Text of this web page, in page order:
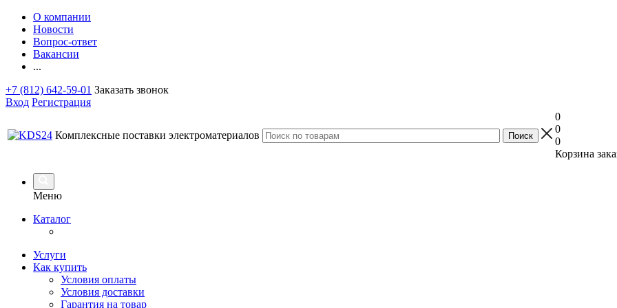
О компании
Новости
Вопрос-ответ
Вакансии
...
+7 (812) 642-59-01 Заказать звонок
Вход Регистрация
Комплексные поставки электроматериалов
0
0
0
Корзина
Меню
Каталог
Услуги
Как купить
Условия оплаты
Условия доставки
Гарантия на товар